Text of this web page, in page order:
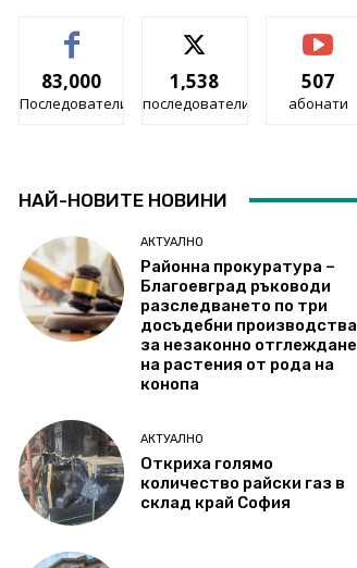
83,000
Последователи
1,538
последователи
507
абонати
НАЙ-НОВИТЕ НОВИНИ
АКТУАЛНО
Районна прокуратура –
Благоевград ръководи
разследването по три
досъдебни производства
за незаконно отглеждане
на растения от рода на
конопа
АКТУАЛНО
Откриха голямо
количество райски газ в
склад край София